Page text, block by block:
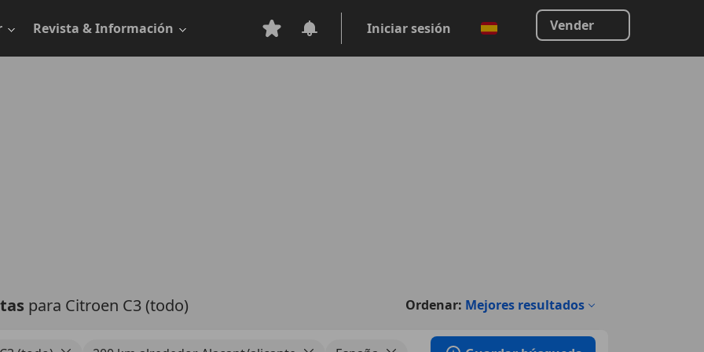
Revista & Información Iniciar sesión Vender
para Citroen C3 (todo) Ordenar: Mejores resultados